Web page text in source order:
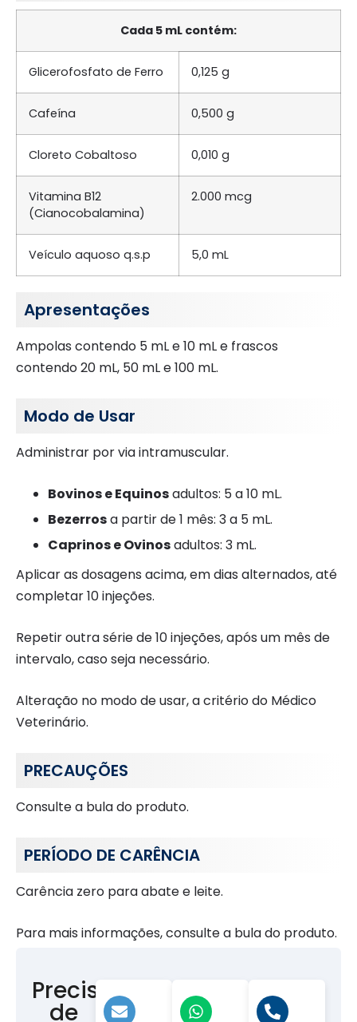
Cada 5 mL contém:
Glicerofosfato de Ferro 0,125 g
Cafeína 0,500 g
Cloreto Cobaltoso 0,010 g
Vitamina B12
(Cianocobalamina)
2.000 mcg
Veículo aquoso q.s.p 5,0 mL
Apresentações
Ampolas contendo 5 mL e 10 mL e frascos
contendo 20 mL, 50 mL e 100 mL.
Modo de Usar
Administrar por via intramuscular.
Bovinos e Equinosadultos: 5 a 10 mL.
Bezerrosa partir de 1 mês: 3 a 5 mL.
Caprinos e Ovinosadultos: 3 mL.
Aplicar as dosagens acima, em dias alternados, até
completar 10 injeções.
Repetir outra série de 10 injeções, após um mês de
intervalo, caso seja necessário.
Alteração no modo de usar, a critério do Médico
Veterinário.
PRECAUÇÕES
Consulte a bula do produto.
PERÍODO DE CARÊNCIA
Carência zero para abate e leite.
Para mais informações, consulte a bula do produto.
Precisa
de